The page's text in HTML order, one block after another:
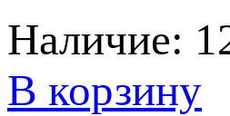
Наличие:
В корзину